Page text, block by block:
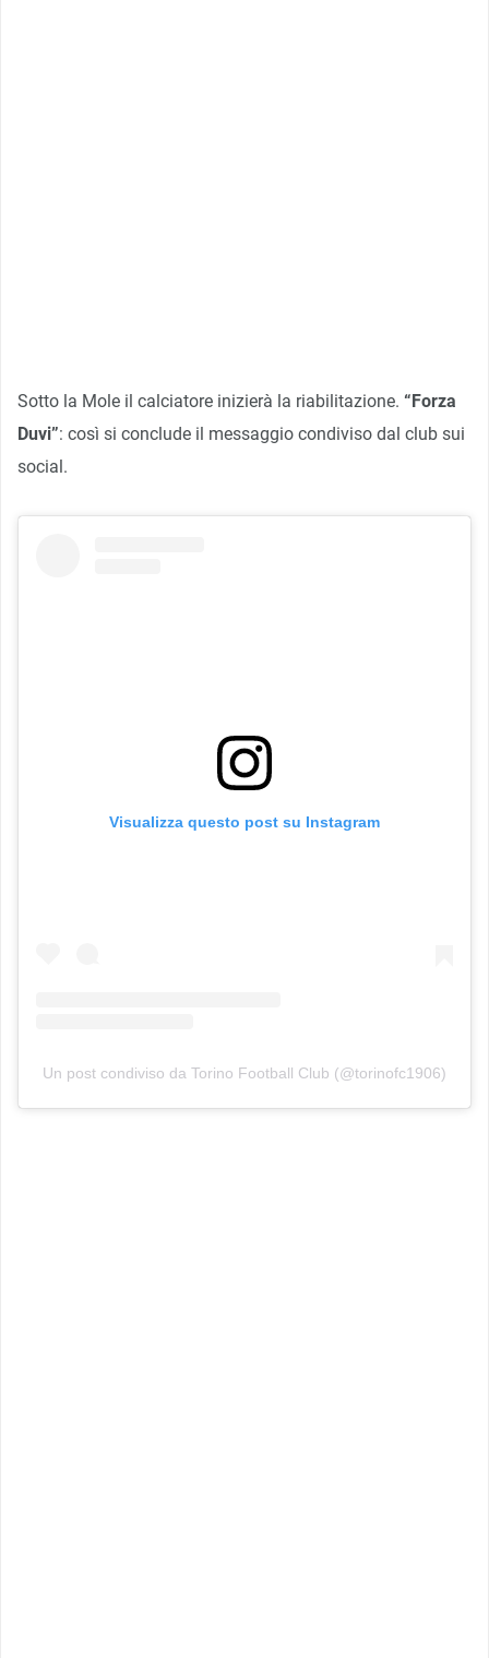
Sotto la Mole il calciatore inizierà la riabilitazione. “Forza
Duvi”: così si conclude il messaggio condiviso dal club sui
social.
Visualizza questo post su Instagram
Un post condiviso da Torino Football Club (@torinofc1906)